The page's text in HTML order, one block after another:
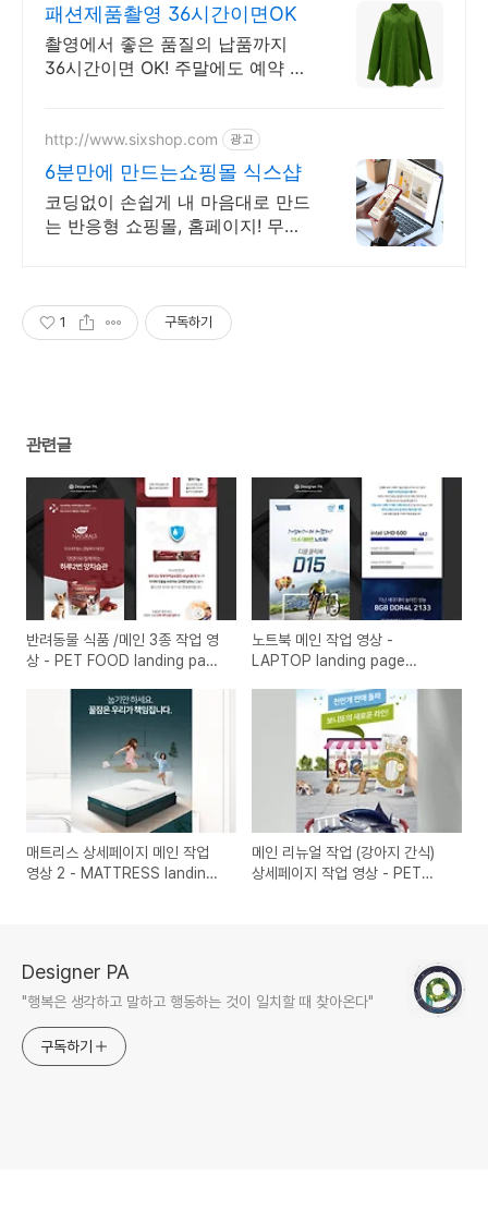
패션제품촬영 36시간이면OK
촬영에서 좋은 품질의 납품까지
36시간이면 OK! 주말에도 예약 및
http://www.sixshop.com 광고
6분만에 만드는쇼핑몰 식스샵
코딩없이 손쉽게 내 마음대로 만드
는 반응형 쇼핑몰, 홈페이지! 무료
1 구독하기
관련글
반려동물 식품 /메인 3종 작업 영
상 - PET FOOD landing page
노트북 메인 작업 영상 -
LAPTOP landing page
매트리스 상세페이지 메인 작업
영상 2 - MATTRESS landing
메인 리뉴얼 작업 (강아지 간식)
상세페이지 작업 영상 - PET
Designer PA
"행복은 생각하고 말하고 행동하는 것이 일치할 때 찾아온다"
구독하기